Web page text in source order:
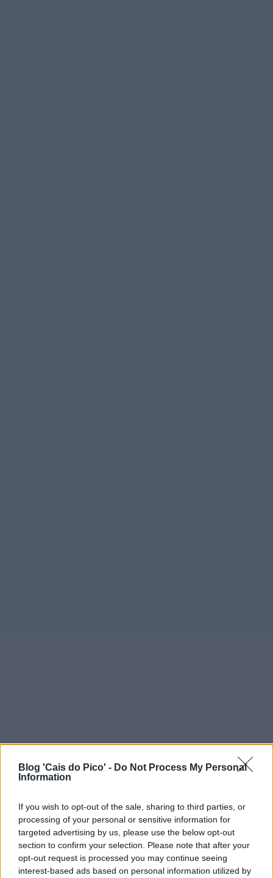
Blog 'Cais do Pico' - Do Not Process My Personal
Information
If you wish to opt-out of the sale, sharing to third parties, or
processing of your personal or sensitive information for
targeted advertising by us, please use the below opt-out
section to confirm your selection. Please note that after your
opt-out request is processed you may continue seeing
interest-based ads based on personal information utilized by